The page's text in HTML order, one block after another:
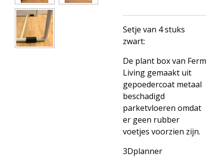
Setje van 4 stuks
zwart:
De plant box van Ferm
Living gemaakt uit
gepoedercoat metaal
beschadigd
parketvloeren omdat
er geen rubber
voetjes voorzien zijn.
3Dplanner